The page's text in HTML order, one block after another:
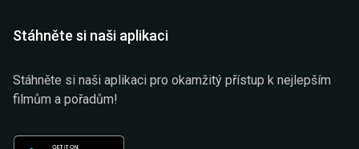
Stáhněte si naši aplikaci
Stáhněte si naši aplikaci pro okamžitý přístup k nejlepším
filmům a pořadům!